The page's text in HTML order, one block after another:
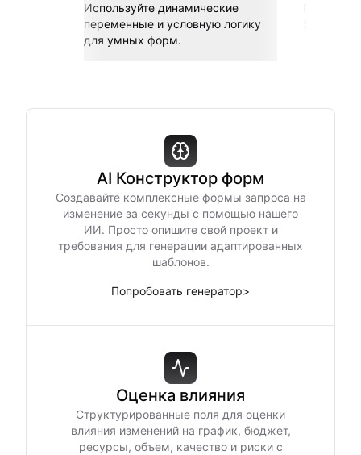
Используйте динамические
переменные и условную логику
для умных форм.
AI Конструктор форм
Создавайте комплексные формы запроса на
изменение за секунды с помощью нашего
ИИ. Просто опишите свой проект и
требования для генерации адаптированных
шаблонов.
Попробовать генератор>
Оценка влияния
Структурированные поля для оценки
влияния изменений на график, бюджет,
ресурсы, объем, качество и риски с